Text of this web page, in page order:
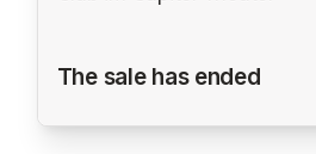
The sale has ended